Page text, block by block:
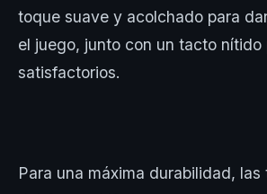
toque suave y acolchado para
el juego, junto con un tacto nítido
satisfactorios.
Para una máxima durabilidad,